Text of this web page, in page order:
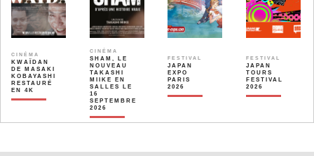
CINÉMA
KWAÏDAN
DE MASAKI
KOBAYASHI
RESTAURÉ
EN 4K
CINÉMA
SHAM, LE
NOUVEAU
TAKASHI
MIIKE EN
SALLES LE
16
SEPTEMBRE
2026
FESTIVAL
JAPAN
EXPO
PARIS
2026
FESTIVAL
JAPAN
TOURS
FESTIVAL
2026